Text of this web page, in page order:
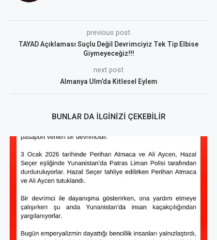
previous post
TAYAD Açıklaması Suçlu Değil Devrimciyiz Tek Tip Elbise
Giymeyeceğiz!!!
next post
Almanya Ulm’da Kitlesel Eylem
BUNLAR DA İLGINIZI ÇEKEBILIR